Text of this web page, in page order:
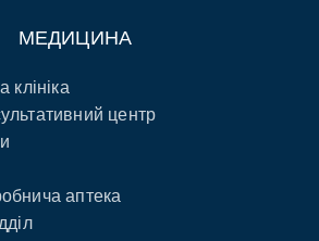
МЕДИЦИНА
клініка
центр
аптека